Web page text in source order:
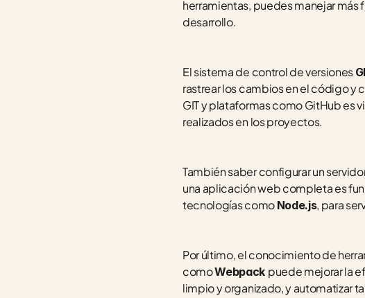
herramientas, puedes manejar
desarrollo.
El sistema de control de versiones
rastrear los cambios en el código y
GIT y plataformas como GitHub es
realizados en los proyectos.
También saber configurar un
una aplicación web completa es
tecnologías como Node.js, para
Por último, el conocimiento de
como Webpack puede mejorar la
limpio y organizado, y automatizar